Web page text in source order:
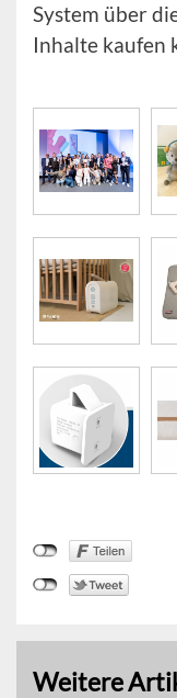
System über
Inhalte kaufen
Weitere